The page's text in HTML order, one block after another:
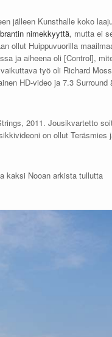
jälleen Kunsthalle koko
nimekkyyttä, mutta ei
ollut Huippuvuorilla
ja aiheena oli [Control],
työ oli Richard
HD-video ja 7.3 Surround
2011. Jousikvartetto
on ollut Teräsmies
kaksi Nooan arkista tullutta